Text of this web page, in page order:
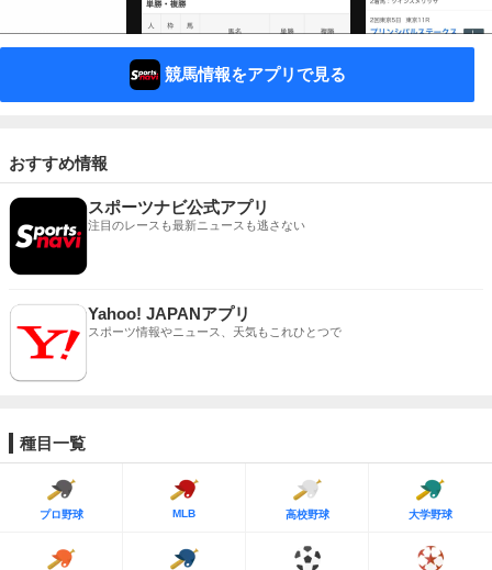
競馬情報をアプリで見る
おすすめ情報
スポーツナビ公式アプリ
注目のレースも最新ニュースも逃さない
Yahoo! JAPANアプリ
スポーツ情報やニュース、天気もこれひとつで
種目一覧
プロ野球 MLB 高校野球 大学野球